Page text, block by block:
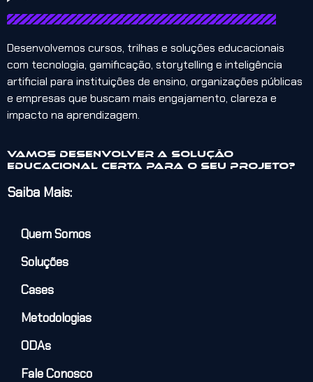
Desenvolvemos cursos, trilhas e soluções educacionais
com tecnologia, gamificação, storytelling e inteligência
artificial para instituições de ensino, organizações públicas
e empresas que buscam mais engajamento, clareza e
impacto na aprendizagem.
Vamos desenvolver a solução
educacional certa para o seu projeto?
Saiba Mais:
Quem Somos
Soluções
Cases
Metodologias
ODAs
Fale Conosco